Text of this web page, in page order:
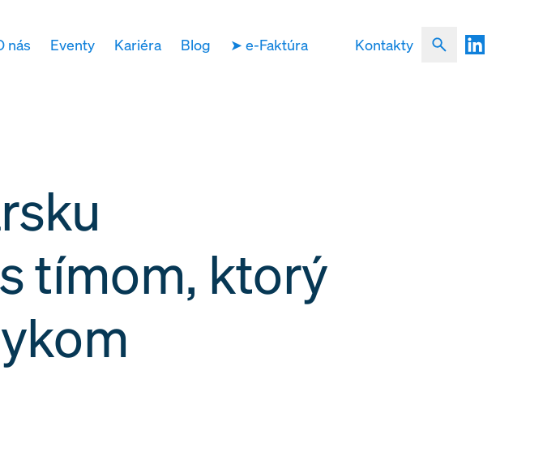
nás Eventy Kariéra Blog ➤ e-Faktúra Kontakty
tímom, ktorý